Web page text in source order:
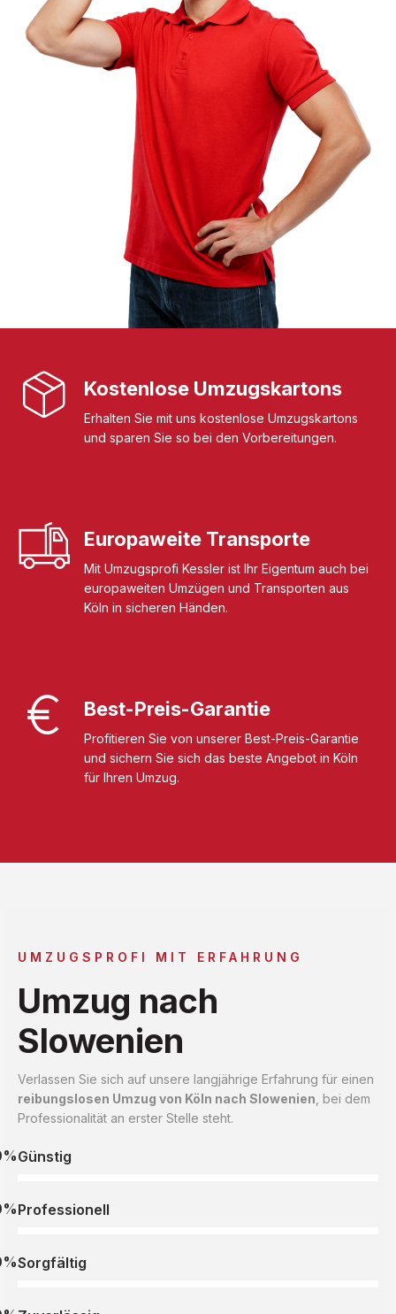
Kostenlose Umzugskartons
Erhalten Sie mit uns kostenlose Umzugskartons
und sparen Sie so bei den Vorbereitungen.
Europaweite Transporte
Mit Umzugsprofi Kessler ist Ihr Eigentum auch bei
europaweiten Umzügen und Transporten aus
Köln in sicheren Händen.
Best-Preis-Garantie
Profitieren Sie von unserer Best-Preis-Garantie
und sichern Sie sich das beste Angebot in Köln
für Ihren Umzug.
UMZUGSPROFI MIT ERFAHRUNG
Umzug nach
Slowenien
Verlassen Sie sich auf unsere langjährige Erfahrung für einen
reibungslosen Umzug von Köln nach Slowenien , bei dem
Professionalität an erster Stelle steht.
Günstig
Professionell
Sorgfältig